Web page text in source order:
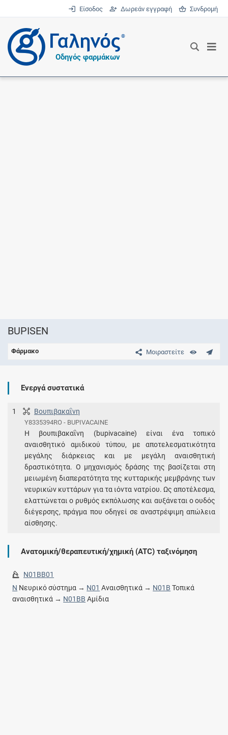
Είσοδος Δωρεάν εγγραφή Συνδρομή
®
Οδηγός φαρμάκων
BUPISEN
Μοιραστείτε
Φάρμακο
Ενεργά συστατικά
1 Βουπιβακαΐνη
Y8335394RO - BUPIVACAINE
Η βουπιβακαΐνη (bupivacaine) είναι ένα τοπικό
αναισθητικό αμιδικού τύπου, με αποτελεσματικότητα
μεγάλης διάρκειας και με μεγάλη αναισθητική
δραστικότητα. Ο μηχανισμός δράσης της βασίζεται στη
μειωμένη διαπερατότητα της κυτταρικής μεμβράνης των
νευρικών κυττάρων για τα ιόντα νατρίου. Ως αποτέλεσμα,
ελαττώνεται ο ρυθμός εκπόλωσης και αυξάνεται ο ουδός
διέγερσης, πράγμα που οδηγεί σε αναστρέψιμη απώλεια
αίσθησης.
Ανατομική/θεραπευτική/χημική (ATC) ταξινόμηση
N01BB01
N Νευρικό σύστημα → N01 Αναισθητικά → N01B Τοπικά
αναισθητικά → N01BB Αμίδια